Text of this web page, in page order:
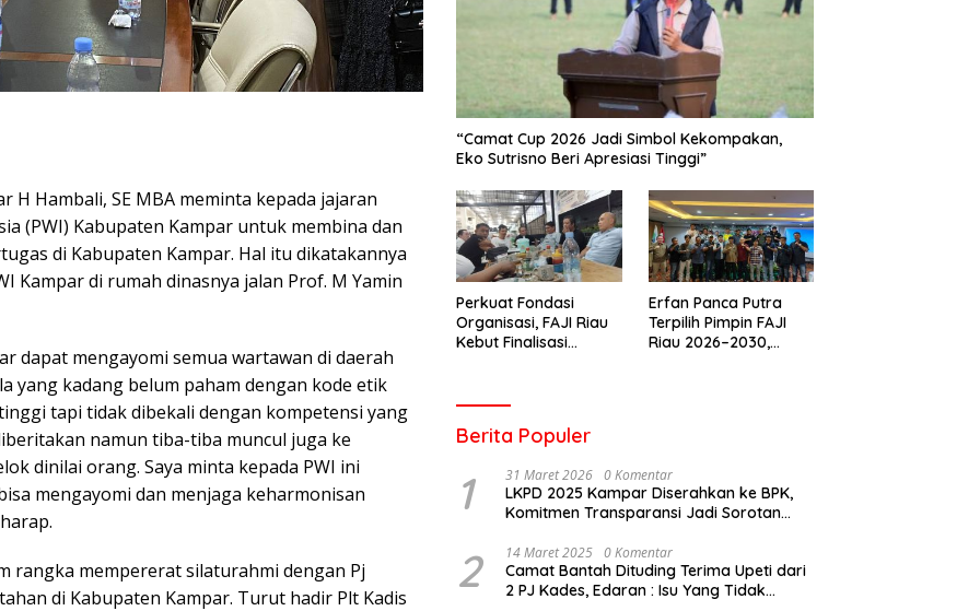
H Hambali, SE MBA meminta kepada jajaran
(PWI) Kabupaten Kampar untuk membina dan
di Kabupaten Kampar. Hal itu dikatakannya
Kampar di rumah dinasnya jalan Prof. M Yamin
dapat mengayomi semua wartawan di daerah
yang kadang belum paham dengan kode etik
tapi tidak dibekali dengan kompetensi yang
namun tiba-tiba muncul juga ke
dinilai orang. Saya minta kepada PWI ini
mengayomi dan menjaga keharmonisan
rangka mempererat silaturahmi dengan Pj
di Kabupaten Kampar. Turut hadir Plt Kadis
“Camat Cup 2026 Jadi Simbol Kekompakan,
Eko Sutrisno Beri Apresiasi Tinggi”
Perkuat Fondasi
Organisasi, FAJI Riau
Kebut Finalisasi
Erfan Panca Putra
Terpilih Pimpin FAJI
Riau 2026–2030,
Berita Populer
1 31 Maret 2026 0 Komentar
LKPD 2025 Kampar Diserahkan ke BPK,
Komitmen Transparansi Jadi Sorotan
2 14 Maret 2025 0 Komentar
Camat Bantah Dituding Terima Upeti dari
2 PJ Kades, Edaran : Isu Yang Tidak